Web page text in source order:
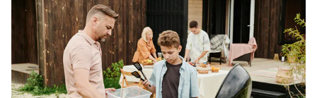
kilkulatkiem brzmi bardziej jak przepis na chaos niż na
porządek, warto spojrzeć na to z innej perspektywy:
dzieci, które od najmłodszych lat uczestniczą w
domowych obowiązkach, uczą się odpowiedzialności,
współpracy i szacunku dla wspólnej przestrzeni.
Kluczem jest mądre wprowadzenie ich w te zadania,
bez presji, za to z wyczuciem i uśmiechem.